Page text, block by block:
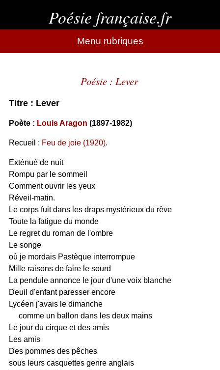
Poésie française.fr
Menu rubriques
Poésie : Lever
Titre : Lever
Poète : Louis Aragon (1897-1982)
Recueil : Feu de joie (1920).
Exténué de nuit
Rompu par le sommeil
Comment ouvrir les yeux
Réveil-matin.
Le corps fuit dans les draps mystérieux du rêve
Toute la fatigue du monde
Le regret du roman de l'ombre
Le songe
où je mordais Pastèque interrompue
Mille raisons de faire le sourd
La pendule annonce le jour d'une voix blanche
Deuil d'enfant paresser encore
Lycéen j'avais le dimanche
comme un ballon dans les deux mains
Le jour du cirque et des amis
Les amis
Des pommes des pêches
sous leurs casquettes genre anglais